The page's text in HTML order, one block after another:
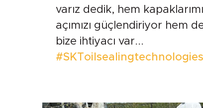
varız dedik, hem
açımızı güçlendiriyor hem
bize ihtiyacı var...
#SKToilsealingtechnologies